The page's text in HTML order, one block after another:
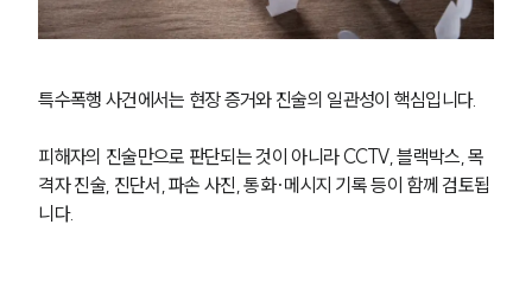
특수폭행 사건에서는 현장 증거와 진술의 일관성이 핵심입니다.
피해자의 진술만으로 판단되는 것이 아니라 CCTV, 블랙박스, 목
격자 진술, 진단서, 파손 사진, 통화·메시지 기록 등이 함께 검토됩
니다.